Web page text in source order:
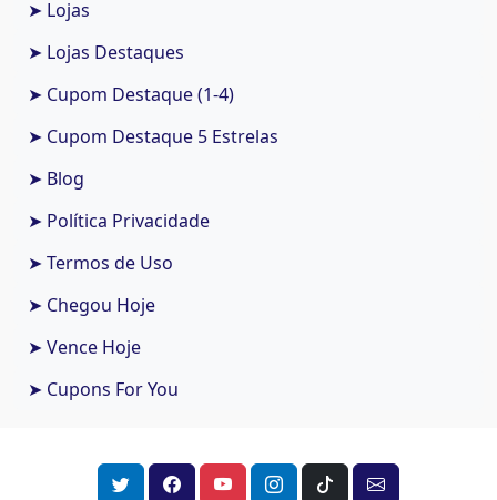
➤ Lojas
➤ Lojas Destaques
➤ Cupom Destaque (1-4)
➤ Cupom Destaque 5 Estrelas
➤ Blog
➤ Política Privacidade
➤ Termos de Uso
➤ Chegou Hoje
➤ Vence Hoje
➤ Cupons For You